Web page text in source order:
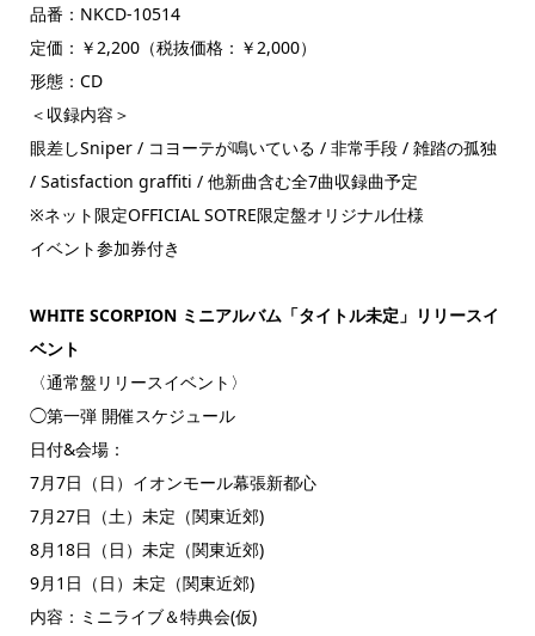
品番：NKCD-10514
定価：￥2,200（税抜価格：￥2,000）
形態：CD
＜収録内容＞
眼差しSniper / コヨーテが鳴いている / 非常手段 / 雑踏の孤独
/ Satisfaction graffiti / 他新曲含む全7曲収録曲予定
※ネット限定OFFICIAL SOTRE限定盤オリジナル仕様
イベント参加券付き
WHITE SCORPION ミニアルバム「タイトル未定」リリースイ
ベント
〈通常盤リリースイベント〉
◯第一弾 開催スケジュール
日付&会場：
7月7日（日）イオンモール幕張新都心
7月27日（土）未定（関東近郊)
8月18日（日）未定（関東近郊)
9月1日（日）未定（関東近郊)
内容：ミニライブ＆特典会(仮)